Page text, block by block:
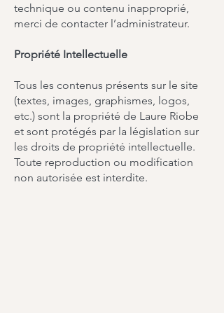
technique ou contenu inapproprié,
merci de contacter l’administrateur.
Propriété Intellectuelle
Tous les contenus présents sur le site
(textes, images, graphismes, logos,
etc.) sont la propriété de Laure Riobe
et sont protégés par la législation sur
les droits de propriété intellectuelle.
Toute reproduction ou modification
non autorisée est interdite.